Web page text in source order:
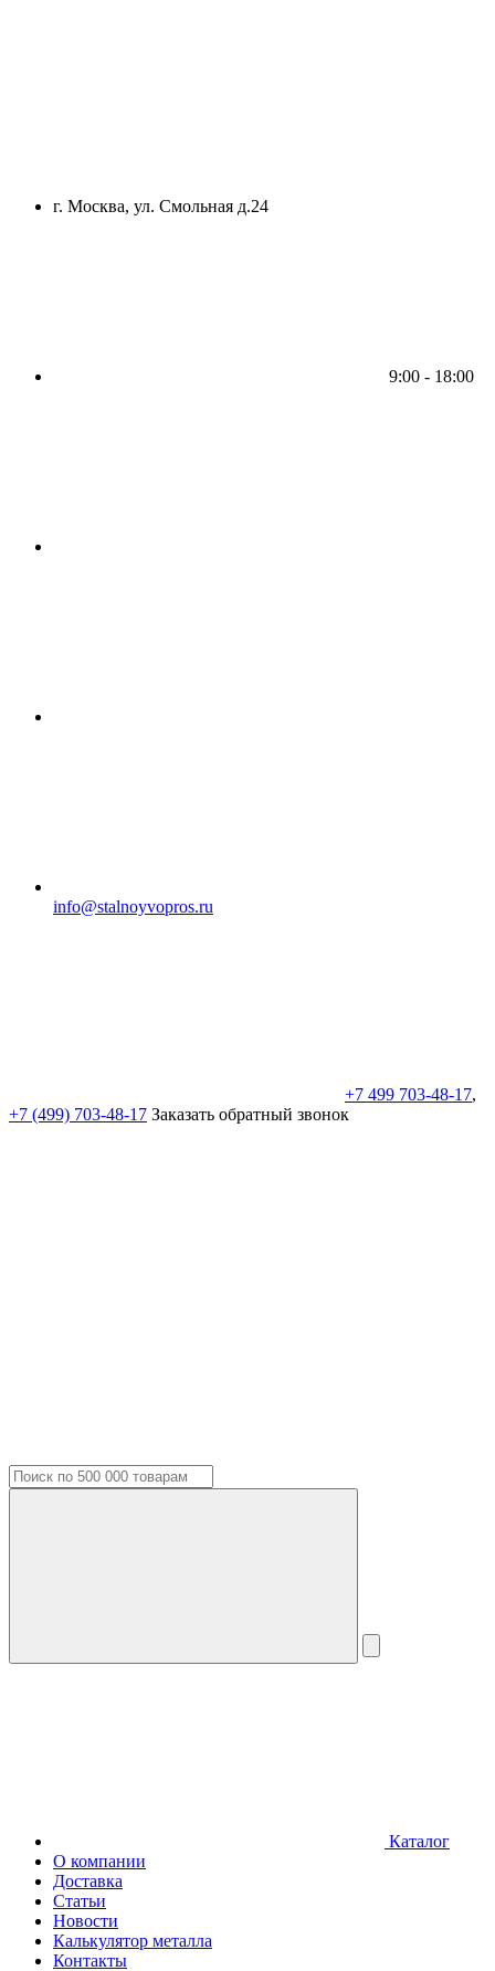
г. Москва, ул. Смольная д.24
9:00 - 18:00
info@stalnoyvopros.ru
+7 499 703-48-17,
+7 (499) 703-48-17 Заказать обратный звонок
Каталог
О компании
Доставка
Статьи
Новости
Калькулятор металла
Контакты